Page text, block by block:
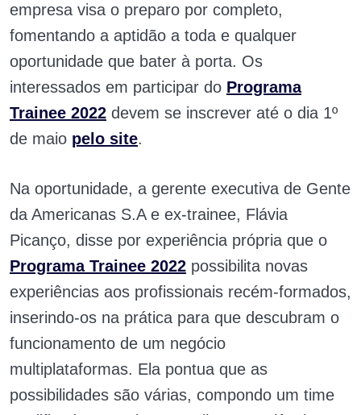
empresa visa o preparo por completo,
fomentando a aptidão a toda e qualquer
oportunidade que bater à porta. Os
interessados em participar do Programa
Trainee 2022 devem se inscrever até o dia 1º
de maio pelo site.
Na oportunidade, a gerente executiva de Gente
da Americanas S.A e ex-trainee, Flávia
Picanço, disse por experiência própria que o
Programa Trainee 2022 possibilita novas
experiências aos profissionais recém-formados,
inserindo-os na prática para que descubram o
funcionamento de um negócio
multiplataformas. Ela pontua que as
possibilidades são várias, compondo um time